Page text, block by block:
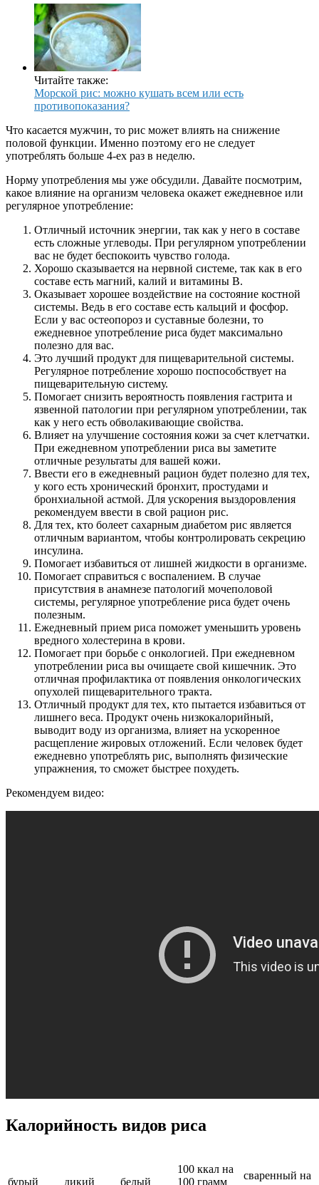
Читайте также:
Морской рис: можно кушать всем или есть
противопоказания?
Что касается мужчин, то рис может влиять на снижение
половой функции. Именно поэтому его не следует
употреблять больше 4-ех раз в неделю.
Норму употребления мы уже обсудили. Давайте посмотрим,
какое влияние на организм человека окажет ежедневное или
регулярное употребление:
Отличный источник энергии, так как у него в составе
есть сложные углеводы. При регулярном употреблении
вас не будет беспокоить чувство голода.
Хорошо сказывается на нервной системе, так как в его
составе есть магний, калий и витамины В.
Оказывает хорошее воздействие на состояние костной
системы. Ведь в его составе есть кальций и фосфор.
Если у вас остеопороз и суставные болезни, то
ежедневное употребление риса будет максимально
полезно для вас.
Это лучший продукт для пищеварительной системы.
Регулярное потребление хорошо поспособствует на
пищеварительную систему.
Помогает снизить вероятность появления гастрита и
язвенной патологии при регулярном употреблении, так
как у него есть обволакивающие свойства.
Влияет на улучшение состояния кожи за счет клетчатки.
При ежедневном употреблении риса вы заметите
отличные результаты для вашей кожи.
Ввести его в ежедневный рацион будет полезно для тех,
у кого есть хронический бронхит, простудами и
бронхиальной астмой. Для ускорения выздоровления
рекомендуем ввести в свой рацион рис.
Для тех, кто болеет сахарным диабетом рис является
отличным вариантом, чтобы контролировать секрецию
инсулина.
Помогает избавиться от лишней жидкости в организме.
Помогает справиться с воспалением. В случае
присутствия в анамнезе патологий мочеполовой
системы, регулярное употребление риса будет очень
полезным.
Ежедневный прием риса поможет уменьшить уровень
вредного холестерина в крови.
Помогает при борьбе с онкологией. При ежедневном
употреблении риса вы очищаете свой кишечник. Это
отличная профилактика от появления онкологических
опухолей пищеварительного тракта.
Отличный продукт для тех, кто пытается избавиться от
лишнего веса. Продукт очень низкокалорийный,
выводит воду из организма, влияет на ускоренное
расщепление жировых отложений. Если человек будет
ежедневно употреблять рис, выполнять физические
упражнения, то сможет быстрее похудеть.
Рекомендуем видео:
Калорийность видов риса
бурый дикий белый
100 ккал на
100 грамм
сваренный на